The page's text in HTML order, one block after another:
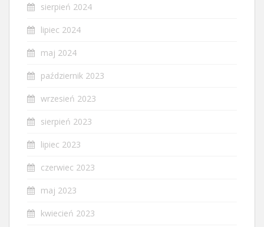
sierpień 2024
lipiec 2024
maj 2024
październik 2023
wrzesień 2023
sierpień 2023
lipiec 2023
czerwiec 2023
maj 2023
kwiecień 2023